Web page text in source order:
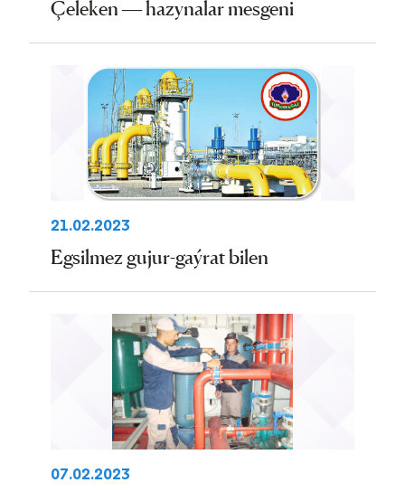
Çeleken — hazynalar mesgeni
21.02.2023
Egsilmez gujur-gaýrat bilen
07.02.2023